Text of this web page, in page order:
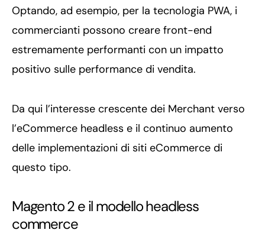
Optando, ad esempio, per la tecnologia PWA, i
commercianti possono creare front-end
estremamente performanti con un impatto
positivo sulle performance di vendita.
Da qui l’interesse crescente dei Merchant verso
l’eCommerce headless e il continuo aumento
delle implementazioni di siti eCommerce di
questo tipo.
Magento 2 e il modello headless
commerce